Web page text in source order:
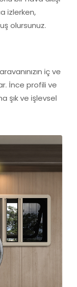
izlerken,
olursunuz.
iç ve
İnce profili ve
şık ve işlevsel